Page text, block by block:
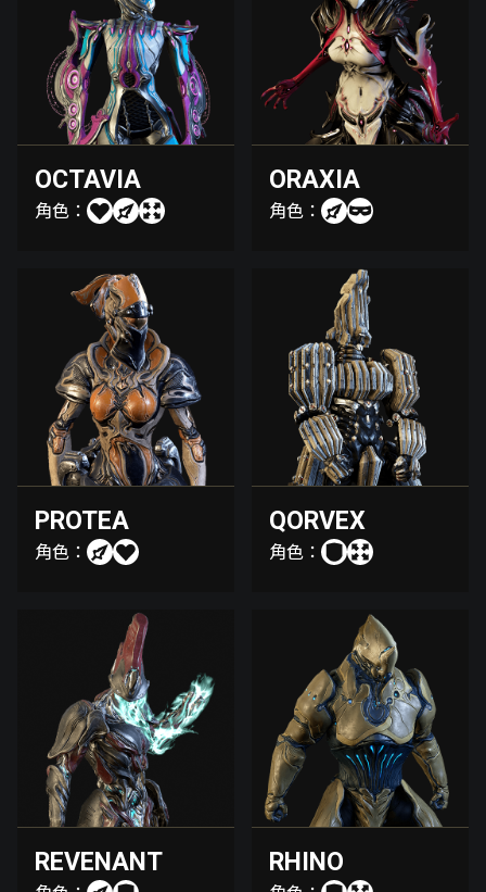
OCTAVIA
角色：
ORAXIA
角色：
PROTEA
角色：
QORVEX
角色：
REVENANT RHINO